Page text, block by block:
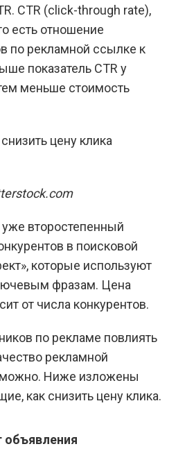
CTR (click-through rate),
есть отношение
по рекламной ссылке к
показатель CTR у
меньше стоимость
второстепенный
в поисковой
которые используют
фразам. Цена
от числа конкурентов.
по рекламе повлиять
рекламной
Ниже изложены
как снизить цену клика.
объявления